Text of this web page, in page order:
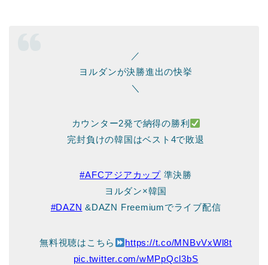
／
ヨルダンが決勝進出の快挙
＼
カウンター2発で納得の勝利
完封負けの韓国はベスト4で敗退
#AFCアジアカップ準決勝
ヨルダン×韓国
#DAZN &DAZN Freemiumでライブ配信
無料視聴はこちら
https://t.co/MNBvVxWl8t
pic.twitter.com/wMPpQcl3bS